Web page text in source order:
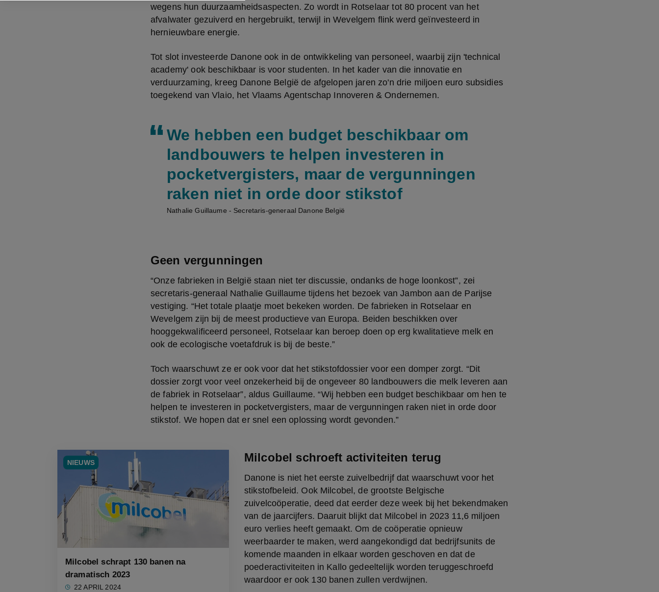
wegens hun duurzaamheidsaspecten. Zo wordt in Rotselaar tot 80 procent van het
afvalwater gezuiverd en hergebruikt, terwijl in Wevelgem flink werd geïnvesteerd in
hernieuwbare energie.
Tot slot investeerde Danone ook in de ontwikkeling van personeel, waarbij zijn 'technical
academy' ook beschikbaar is voor studenten. In het kader van die innovatie en
verduurzaming, kreeg Danone België de afgelopen jaren zo'n drie miljoen euro subsidies
toegekend van Vlaio, het Vlaams Agentschap Innoveren & Ondernemen.
We hebben een budget beschikbaar om
landbouwers te helpen investeren in
pocketvergisters, maar de vergunningen
raken niet in orde door stikstof
Nathalie Guillaume - Secretaris-generaal Danone België
Geen vergunningen
“Onze fabrieken in België staan niet ter discussie, ondanks de hoge loonkost”, zei
secretaris-generaal Nathalie Guillaume tijdens het bezoek van Jambon aan de Parijse
vestiging. “Het totale plaatje moet bekeken worden. De fabrieken in Rotselaar en
Wevelgem zijn bij de meest productieve van Europa. Beiden beschikken over
hooggekwalificeerd personeel, Rotselaar kan beroep doen op erg kwalitatieve melk en
ook de ecologische voetafdruk is bij de beste.”
Toch waarschuwt ze er ook voor dat het stikstofdossier voor een domper zorgt. “Dit
dossier zorgt voor veel onzekerheid bij de ongeveer 80 landbouwers die melk leveren aan
de fabriek in Rotselaar”, aldus Guillaume. “Wij hebben een budget beschikbaar om hen te
helpen te investeren in pocketvergisters, maar de vergunningen raken niet in orde door
stikstof. We hopen dat er snel een oplossing wordt gevonden.”
NIEUWS
Milcobel schrapt 130 banen na
dramatisch 2023
22 APRIL 2024
Milcobel schroeft activiteiten terug
Danone is niet het eerste zuivelbedrijf dat waarschuwt voor het
stikstofbeleid. Ook Milcobel, de grootste Belgische
zuivelcoöperatie, deed dat eerder deze week bij het bekendmaken
van de jaarcijfers. Daaruit blijkt dat Milcobel in 2023 11,6 miljoen
euro verlies heeft gemaakt. Om de coöperatie opnieuw
weerbaarder te maken, werd aangekondigd dat bedrijfsunits de
komende maanden in elkaar worden geschoven en dat de
poederactiviteiten in Kallo gedeeltelijk worden teruggeschroefd
waardoor er ook 130 banen zullen verdwijnen.